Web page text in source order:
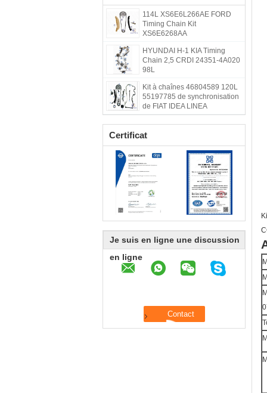
114L XS6E6L266AE FORD
Timing Chain Kit
XS6E6268AA
HYUNDAI H-1 KIA Timing
Chain 2,5 CRDI 24351-4A020
98L
Kit à chaînes 46804589 120L
55197785 de synchronisation
de FIAT IDEA LINEA
Certificat
Je suis en ligne une discussion
en ligne